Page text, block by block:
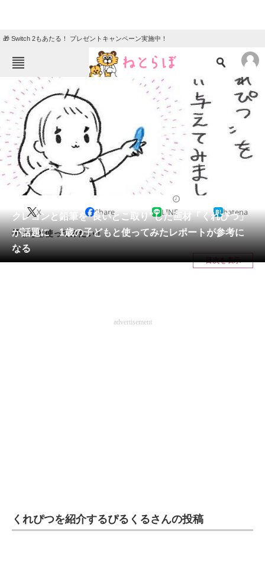
🎁 Switch 2もあたる！ プレゼントキャンペーン実施中！
ねとらぼメニュー
TOP ニュース
エンタメ
グルメ 地域
住まい 教育・育児
リサーチ
会員記事
メディア
注目記事を集めた総合ページ
ITエンジニア向け専門サイト
クレヨンと鉛筆を“良いとこ取り”した画材「くれぴつ」
が話題に 1歳の子どもと使ってみたレポートが参考に
なる
X Share LINE hatena
子どもと使ってみたい！
目次を表示
advertisement
くれぴつを紹介するぴるくるさんの投稿